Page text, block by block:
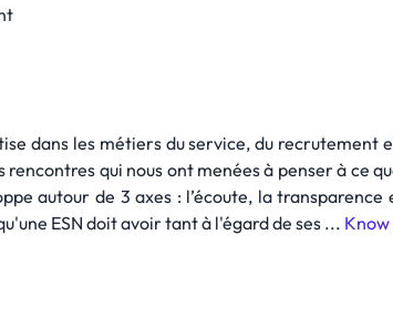
dans les métiers du service, du
qui nous ont menées à penser à ce
autour de 3 axes : l’écoute, la
ESN doit avoir tant à l'égard de ses ...